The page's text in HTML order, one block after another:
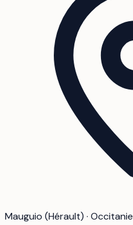
Mauguio (Hérault) · Occitanie